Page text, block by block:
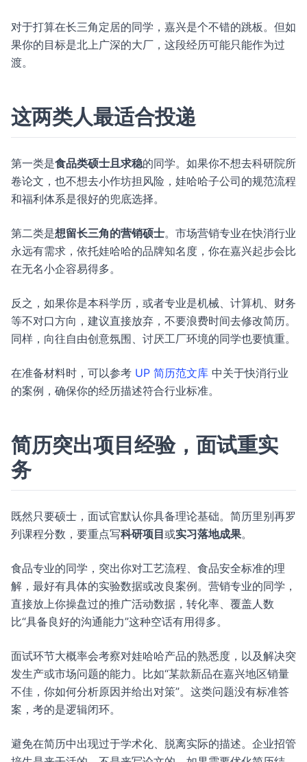
对于打算在长三角定居的同学，嘉兴是个不错的跳板。但如
果你的目标是北上广深的大厂，这段经历可能只能作为过
渡。
这两类人最适合投递
第一类是食品类硕士且求稳的同学。如果你不想去科研院所
卷论文，也不想去小作坊担风险，娃哈哈子公司的规范流程
和福利体系是很好的兜底选择。
第二类是想留长三角的营销硕士。市场营销专业在快消行业
永远有需求，依托娃哈哈的品牌知名度，你在嘉兴起步会比
在无名小企容易得多。
反之，如果你是本科学历，或者专业是机械、计算机、财务
等不对口方向，建议直接放弃，不要浪费时间去修改简历。
同样，向往自由创意氛围、讨厌工厂环境的同学也要慎重。
在准备材料时，可以参考 UP 简历范文库 中关于快消行业
的案例，确保你的经历描述符合行业标准。
简历突出项目经验，面试重实
务
既然只要硕士，面试官默认你具备理论基础。简历里别再罗
列课程分数，要重点写科研项目或实习落地成果。
食品专业的同学，突出你对工艺流程、食品安全标准的理
解，最好有具体的实验数据或改良案例。营销专业的同学，
直接放上你操盘过的推广活动数据，转化率、覆盖人数
比“具备良好的沟通能力”这种空话有用得多。
面试环节大概率会考察对娃哈哈产品的熟悉度，以及解决突
发生产或市场问题的能力。比如“某款新品在嘉兴地区销量
不佳，你如何分析原因并给出对策”。这类问题没有标准答
案，考的是逻辑闭环。
避免在简历中出现过于学术化、脱离实际的描述。企业招管